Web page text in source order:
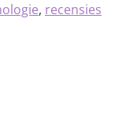
, recensies